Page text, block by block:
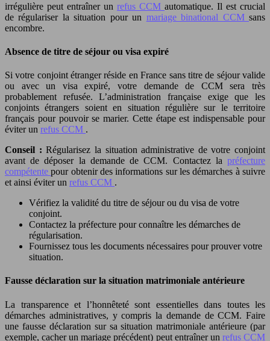
irrégulière peut entraîner un refus CCM automatique. Il est crucial
de régulariser la situation pour un mariage binational CCMsans
encombre.
Absence de titre de séjour ou visa expiré
Si votre conjoint étranger réside en France sans titre de séjour valide
ou avec un visa expiré, votre demande de CCM sera très
probablement refusée. L’administration française exige que les
conjoints étrangers soient en situation régulière sur le territoire
français pour pouvoir se marier. Cette étape est indispensable pour
éviter un refus CCM .
Conseil :Régularisez la situation administrative de votre conjoint
avant de déposer la demande de CCM. Contactez la préfecture
compétentepour obtenir des informations sur les démarches à suivre
et ainsi éviter un refus CCM .
Vérifiez la validité du titre de séjour ou du visa de votre
conjoint.
Contactez la préfecture pour connaître les démarches de
régularisation.
Fournissez tous les documents nécessaires pour prouver votre
situation.
Fausse déclaration sur la situation matrimoniale antérieure
La transparence et l’honnêteté sont essentielles dans toutes les
démarches administratives, y compris la demande de CCM. Faire
une fausse déclaration sur sa situation matrimoniale antérieure (par
exemple, cacher un mariage précédent) peut entraîner un refus CCM